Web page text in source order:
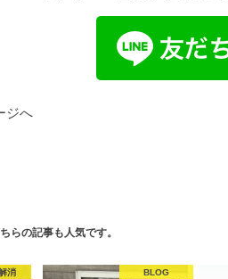
ジへ
らの記事も人気です。
消 BLOG